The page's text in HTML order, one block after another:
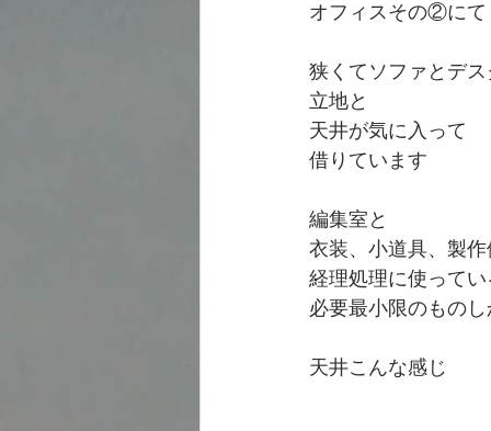
オフィスその②にて
狭くてソファとデ
立地と
天井が気に入って
借りています
編集室と
衣装、小道具、製
経理処理に使って
必要最小限のもの
天井こんな感じ